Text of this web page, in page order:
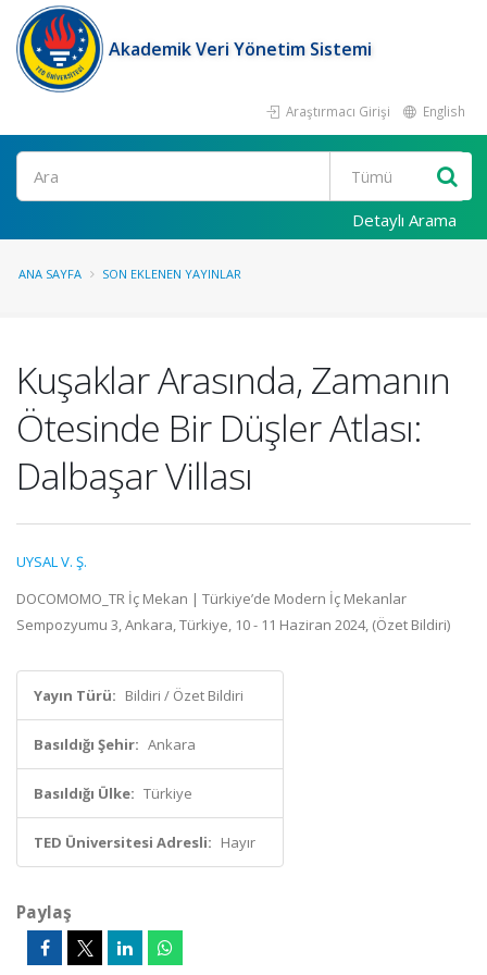
Akademik Veri Yönetim Sistemi
Araştırmacı Girişi English
Ara
Detaylı Arama
ANA SAYFA SON EKLENEN YAYINLAR
Kuşaklar Arasında, Zamanın
Ötesinde Bir Düşler Atlası:
Dalbaşar Villası
UYSAL V. Ş.
DOCOMOMO_TR İç Mekan | Türkiye’de Modern İç Mekanlar
Sempozyumu 3, Ankara, Türkiye, 10 - 11 Haziran 2024, (Özet Bildiri)
Yayın Türü: Bildiri / Özet Bildiri
Basıldığı Şehir: Ankara
Basıldığı Ülke: Türkiye
TED Üniversitesi Adresli: Hayır
Paylaş